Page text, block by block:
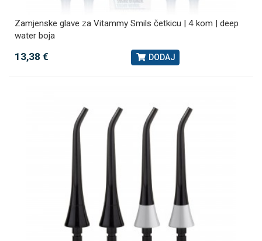
Zamjenske glave za Vitammy Smils četkicu | 4 kom | deep
water boja
13,38 € DODAJ